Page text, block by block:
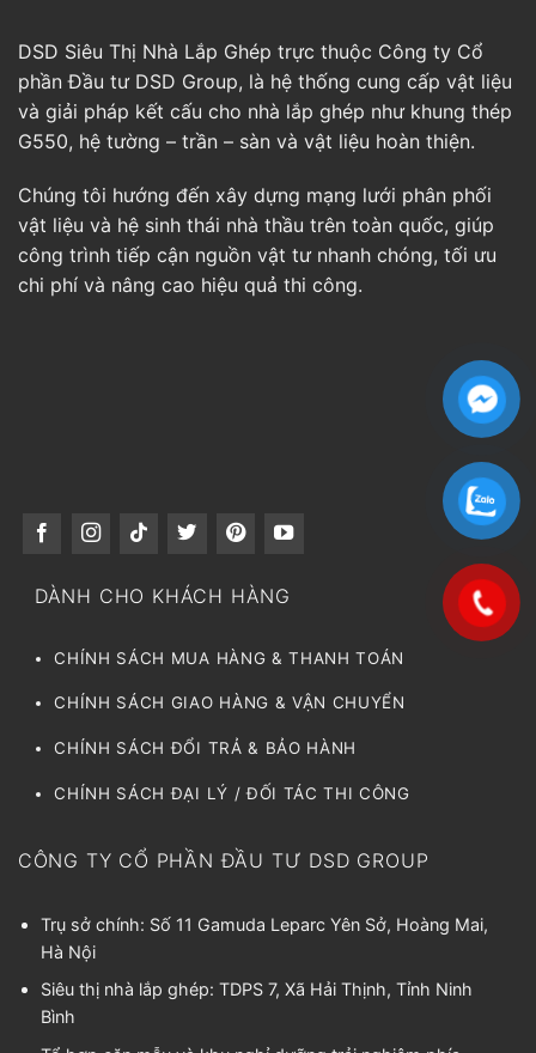
DSD Siêu Thị Nhà Lắp Ghép trực thuộc Công ty Cổ
phần Đầu tư DSD Group, là hệ thống cung cấp vật liệu
và giải pháp kết cấu cho nhà lắp ghép như khung thép
G550, hệ tường – trần – sàn và vật liệu hoàn thiện.
Chúng tôi hướng đến xây dựng mạng lưới phân phối
vật liệu và hệ sinh thái nhà thầu trên toàn quốc, giúp
công trình tiếp cận nguồn vật tư nhanh chóng, tối ưu
chi phí và nâng cao hiệu quả thi công.
DÀNH CHO KHÁCH HÀNG
CHÍNH SÁCH MUA HÀNG & THANH TOÁN
CHÍNH SÁCH GIAO HÀNG & VẬN CHUYỂN
CHÍNH SÁCH ĐỔI TRẢ & BẢO HÀNH
CHÍNH SÁCH ĐẠI LÝ / ĐỐI TÁC THI CÔNG
CÔNG TY CỔ PHẦN ĐẦU TƯ DSD GROUP
Trụ sở chính: Số 11 Gamuda Leparc Yên Sở, Hoàng Mai,
Hà Nội
Siêu thị nhà lắp ghép: TDPS 7, Xã Hải Thịnh, Tỉnh Ninh
Bình